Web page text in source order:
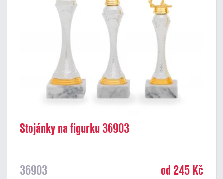
Stojánky na figurku 36903
36903 od 245 Kč